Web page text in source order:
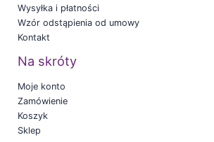
Wysyłka i płatności
Wzór odstąpienia od umowy
Kontakt
Na skróty
Moje konto
Zamówienie
Koszyk
Sklep